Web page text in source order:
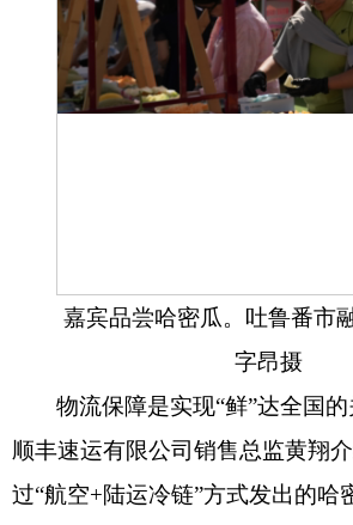
嘉宾品尝哈密瓜。吐鲁番市
字昂摄
物流保障是实现“鲜”达全国
顺丰速运有限公司销售总监黄翔
过“航空+陆运冷链”方式发出的哈